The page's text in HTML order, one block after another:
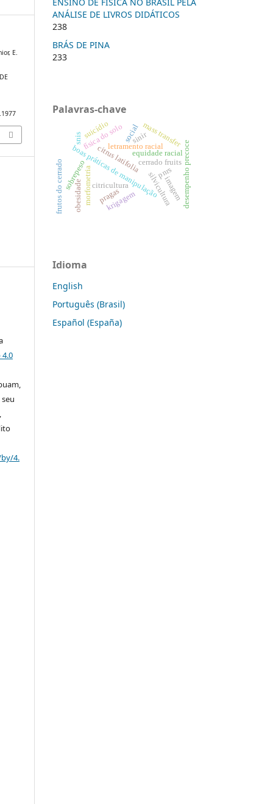
E.
4.
ANÁLISE DE LIVROS DIDÁTICOS
238
BRÁS DE PINA
233
Palavras-chave
equidade racial
letramento racial
boas práticas de manipulação
citrus latifolia
citricultura desempenho precoce
pragas
morfometria silvicultura
sobrepeso
obesidade
física do solo
krigagem
cerrado fruits
mass transfer
frutos do cerrado pnrs
snis sinir
imagem
social
suicídio
Idioma
English
Português (Brasil)
Español (España)